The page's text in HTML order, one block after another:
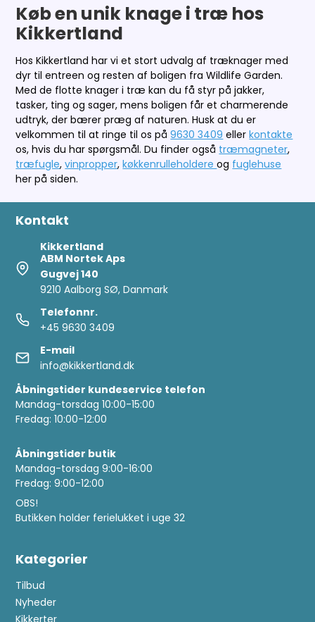
Køb en unik knage i træ hos
Kikkertland
Hos Kikkertland har vi et stort udvalg af træknager med
dyr til entreen og resten af boligen fra Wildlife Garden.
Med de flotte knager i træ kan du få styr på jakker,
tasker, ting og sager, mens boligen får et charmerende
udtryk, der bærer præg af naturen. Husk at du er
velkommen til at ringe til os på 9630 3409 eller kontakte
os, hvis du har spørgsmål. Du finder også træmagneter,
træfugle,vinpropper,køkkenrulleholdereog fuglehuse
her på siden.
Kontakt
Kikkertland
ABM Nortek Aps
Gugvej 140
9210 Aalborg SØ, Danmark
Telefonnr.
+45 9630 3409
E-mail
info@kikkertland.dk
Åbningstider kundeservice telefon
Mandag-torsdag 10:00-15:00
Fredag: 10:00-12:00
Åbningstider butik
Mandag-torsdag 9:00-16:00
Fredag: 9:00-12:00
OBS!
Butikken holder ferielukket i uge 32
Kategorier
Tilbud
Nyheder
Kikkerter